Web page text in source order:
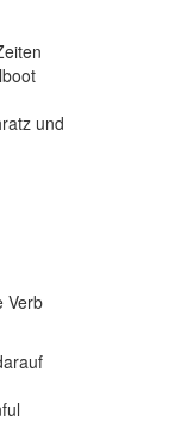
und
Verb